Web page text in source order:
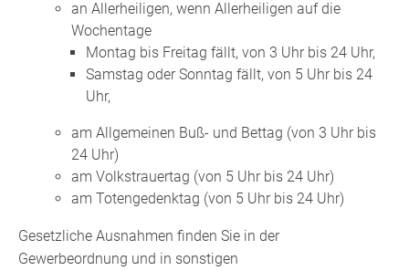
an Allerheiligen, wenn Allerheiligen auf die
Wochentage
Montag bis Freitag fällt, von 3 Uhr bis 24 Uhr,
Samstag oder Sonntag fällt, von 5 Uhr bis 24
Uhr,
am Allgemeinen Buß- und Bettag (von 3 Uhr bis
24 Uhr)
am Volkstrauertag (von 5 Uhr bis 24 Uhr)
am Totengedenktag (von 5 Uhr bis 24 Uhr)
Gesetzliche Ausnahmen finden Sie in der
Gewerbeordnung und in sonstigen